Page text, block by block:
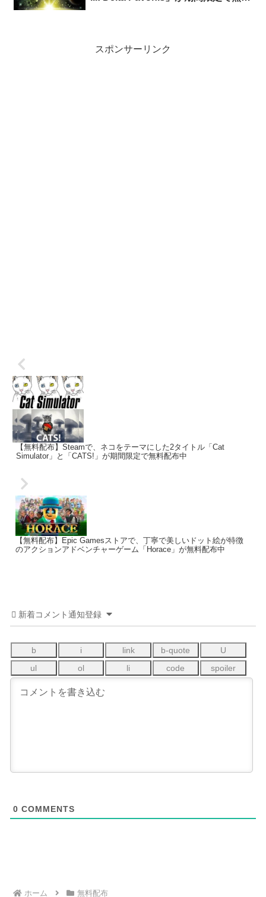
スポンサーリンク
【無料配布】Steamで、ネコをテーマにした2タイトル「Cat
Simulator」と「CATS!」が期間限定で無料配布中
【無料配布】Epic Gamesストアで、丁寧で美しいドット絵が特徴
のアクションアドベンチャーゲーム「Horace」が無料配布中
新着コメント通知登録
0 COMMENTS
ホーム 無料配布